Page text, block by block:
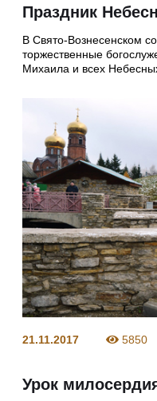
Праздник
В Свято-Вознесенском
торжественные
Михаила и всех
21.11.2017 5850
Урок